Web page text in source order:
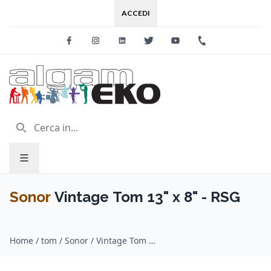
ACCEDI
FacebookInstagramLinkedinTwitter Youtube
Sonor Vintage Tom 13" x 8" - RSG
Home / tom / Sonor / Vintage Tom 13" x 8" - RSG